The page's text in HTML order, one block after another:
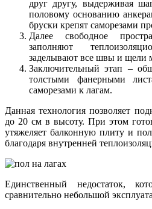
друг другу, выдерживая
половому основанию
бруски крепят саморезами
Далее свободное
заполняют
заделывают все швы и щели
Заключительный этап –
толстыми фанерными
саморезами к лагам.
Данная технология позволяет
до 20 см в высоту. При этом
утяжеляет балконную плиту и
благодаря внутренней
Единственный недостаток,
сравнительно небольшой